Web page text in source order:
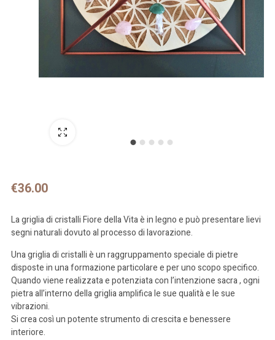
€36.00
La griglia di cristalli Fiore della Vita è in legno e può presentare lievi
segni naturali dovuto al processo di lavorazione.
Una griglia di cristalli è un raggruppamento speciale di pietre
disposte in una formazione particolare e per uno scopo specifico.
Quando viene realizzata e potenziata con l’intenzione sacra , ogni
pietra all’interno della griglia amplifica le sue qualità e le sue
vibrazioni.
Si crea così un potente strumento di crescita e benessere
interiore.